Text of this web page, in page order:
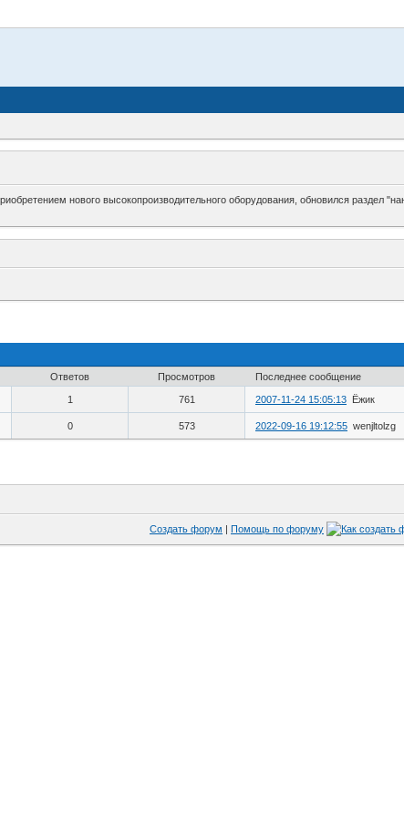
нового высокопроизводительного оборудования, обновился раздел
Ответов Просмотров Последнее сообщение
1 761 2007-11-24 15:05:13 Ёжик
0 573 2022-09-16 19:12:55 wenjltolzg
Создать форум | Помощь по форуму